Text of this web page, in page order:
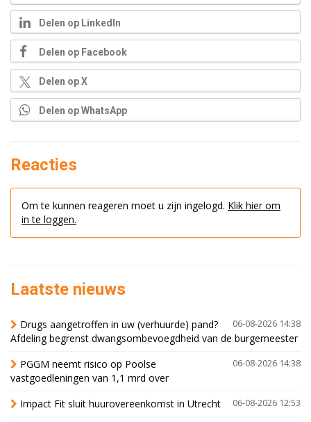
Delen op LinkedIn
Delen op Facebook
Delen op X
Delen op WhatsApp
Reacties
Om te kunnen reageren moet u zijn ingelogd. Klik hier om
in te loggen.
Laatste nieuws
06-08-2026 14:38
Drugs aangetroffen in uw (verhuurde) pand?
Afdeling begrenst dwangsombevoegdheid van de burgemeester
06-08-2026 14:38
PGGM neemt risico op Poolse
vastgoedleningen van 1,1 mrd over
06-08-2026 12:53
Impact Fit sluit huurovereenkomst in Utrecht